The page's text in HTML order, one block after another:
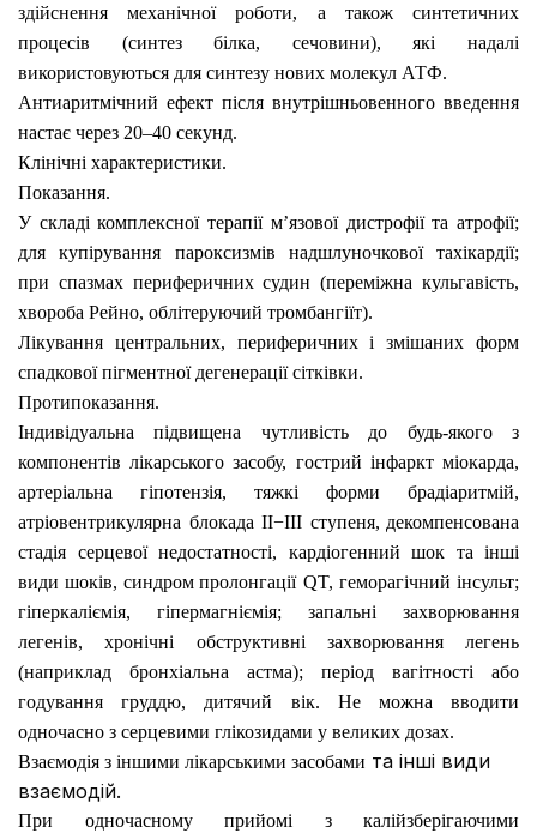
здійснення механічної роботи, а також синтетичних
процесів (синтез білка, сечовини),які надалі
використовуються для синтезу нових молекул АТФ.
Антиаритмічний ефект після внутрішньовенного введення
настає через 20–40 секунд.
Клінічні характеристики.
Показання.
У складі комплексної терапії м’язової дистрофії та атрофії;
для купірування пароксизмів надшлуночкової тахікардії;
при спазмах периферичних судин (переміжна кульгавість,
хвороба Рейно, облітеруючий тромбангіїт).
Лікування центральних, периферичних і змішаних форм
спадкової пігментної дегенерації сітківки.
Протипоказання.
Індивідуальна підвищена чутливість до будь-якого з
компонентів лікарського засобу, гострий інфаркт міокарда,
артеріальна гіпотензія, тяжкі форми брадіаритмій,
атріовентрикулярна блокада II−III ступеня, декомпенсована
стадія серцевої недостатності, кардіогенний шок та інші
види шоків, синдром пролонгації QT, геморагічний інсульт;
гіперкаліємія, гіпермагніємія; запальні захворювання
легенів, хронічні обструктивні захворювання легень
(наприклад бронхіальна астма); період вагітності або
годування груддю, дитячий вік. Не можна вводити
одночасно з серцевими глікозидами у великих дозах.
Взаємодія з іншими лікарськими засобами та інші види
взаємодій.
При одночасному прийомі з калійзберігаючими